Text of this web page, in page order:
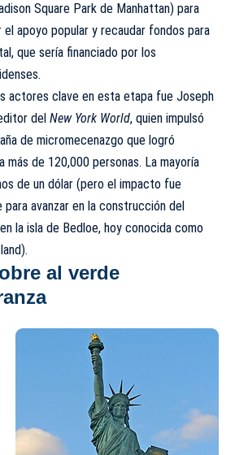
Square Park de Manhattan) para
el apoyo popular y recaudar fondos para
que sería financiado por los
actores clave en esta etapa fue Joseph
del New York World, quien impulsó
de micromecenazgo que logró
más de 120,000 personas. La mayoría
de un dólar (pero el impacto fue
para avanzar en la construcción del
la isla de Bedloe, hoy conocida como
al verde